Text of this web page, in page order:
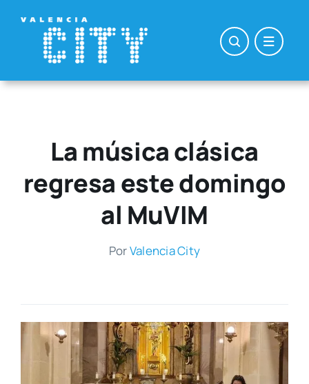
contenido
La música clásica
regresa este domingo
al MuVIM
PorValen­cia City